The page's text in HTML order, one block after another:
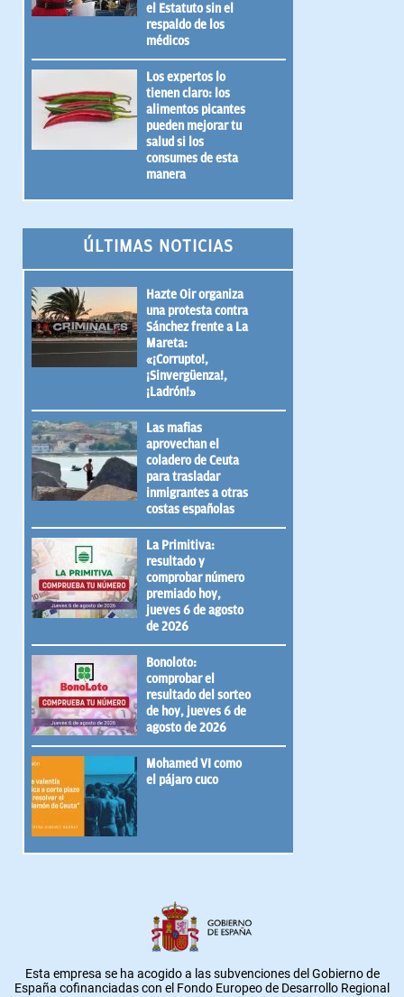
el Estatuto sin el
respaldo de los
médicos
Los expertos lo
tienen claro: los
alimentos picantes
pueden mejorar tu
salud si los
consumes de esta
manera
ÚLTIMAS NOTICIAS
Hazte Oir organiza
una protesta contra
Sánchez frente a La
Mareta:
«¡Corrupto!,
¡Sinvergüenza!,
¡Ladrón!»
Las mafias
aprovechan el
coladero de Ceuta
para trasladar
inmigrantes a otras
costas españolas
La Primitiva:
resultado y
comprobar número
premiado hoy,
jueves 6 de agosto
de 2026
Bonoloto:
comprobar el
resultado del sorteo
de hoy, jueves 6 de
agosto de 2026
Mohamed VI como
el pájaro cuco
Esta empresa se ha acogido a las subvenciones del Gobierno de
España cofinanciadas con el Fondo Europeo de Desarrollo Regional